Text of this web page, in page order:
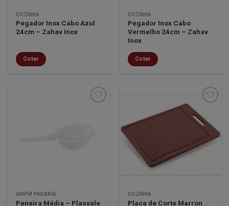
COZINHA
Pegador Inox Cabo Azul
24cm – Zahav Inox
Cotar
COZINHA
Pegador Inox Cabo
Vermelho 24cm – Zahav
Inox
Cotar
AMPM PADARIA
Peneira Média – Plasvale
desejos
COZINHA
Placa de Corte Marron